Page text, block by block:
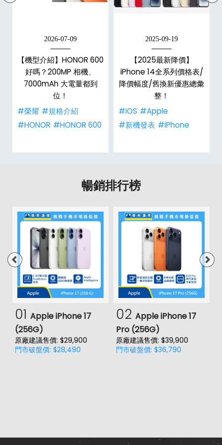
2026-07-09
【機型介紹】HONOR 600
好嗎？200MP 相機、
7000mAh 大電量都到
位！
#榮耀 #規格介紹
#HONOR #HONOR 600
2025-09-19
【2025最新降價】
iPhone 14全系列價格表/
降價幅度/舊換新優惠總彙
整！
#iOS #Apple
#新機發表 #iPhone
暢銷排行榜
01 Apple iPhone 17
(256G)
原廠建議售價: $29,900
門市破盤價: $28,490
02 Apple iPhone 17
Pro (256G)
原廠建議售價: $39,900
門市破盤價: $36,790